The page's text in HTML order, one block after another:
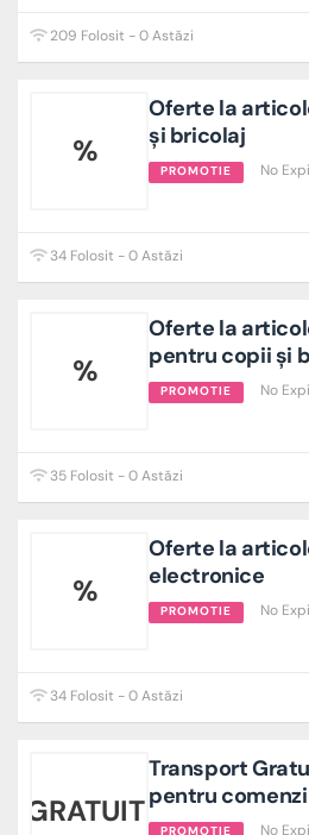
209 Folosit - 0 Astăzi
%
Oferte la
și bricolaj
PROMOTIE No
34 Folosit - 0 Astăzi
%
Oferte la
pentru copii și
PROMOTIE No
35 Folosit - 0 Astăzi
%
Oferte la
electronice
PROMOTIE No
34 Folosit - 0 Astăzi
GRATUIT
Transport
pentru
PROMOTIE No